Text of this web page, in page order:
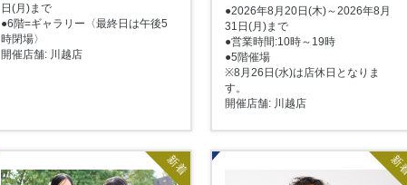
日(月)まで
●6階=ギャラリー〈最終日は午後5
時閉場〉
開催店舗: 川越店
●2026年8月20日(木)～2026年8月
31日(月)まで
●営業時間:10時～19時
●5階催場
※8月26日(水)は店休日となりま
す。
開催店舗: 川越店
新着 新